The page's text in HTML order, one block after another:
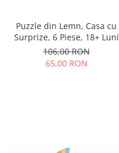
Puzzle din Lemn, Casa cu
Surprize, 6 Piese, 18+ Luni
106,00 RON
65,00 RON